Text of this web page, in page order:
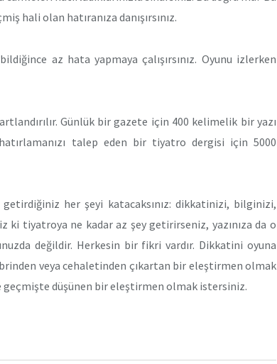
hali olan hatıranıza danışırsınız.
az hata yapmaya çalışırsınız. Oyunu izlerken
Günlük bir gazete için 400 kelimelik bir yazı
talep eden bir tiyatro dergisi için 5000
getirdiğiniz her şeyi katacaksınız: dikkatinizi, bilginizi,
ki tiyatroya ne kadar az şey getirirseniz, yazınıza da o
değildir. Herkesin bir fikri vardır. Dikkatini oyuna
veya cehaletinden çıkartan bir eleştirmen olmak
geçmişte düşünen bir eleştirmen olmak istersiniz.